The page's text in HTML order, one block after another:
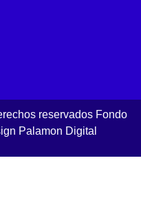
reservados Fondo
Palamon Digital